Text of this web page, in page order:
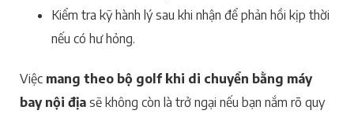
Kiểm tra kỹ hành lý sau khi nhận để phản hồi kịp thời
nếu có hư hỏng.
Việc mang theo bộ golf khi di chuyển bằng máy
bay nội địa sẽ không còn là trở ngại nếu bạn nắm rõ quy